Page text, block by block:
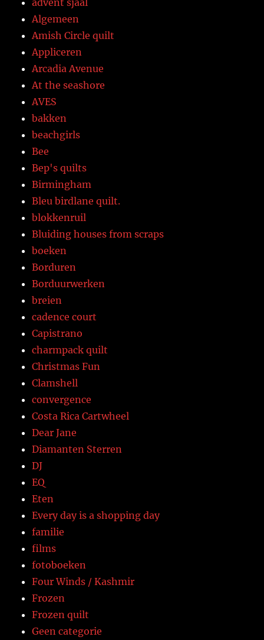
Algemeen
Amish Circle quilt
Appliceren
Arcadia Avenue
At the seashore
AVES
bakken
beachgirls
Bee
Bep's quilts
Birmingham
Bleu birdlane quilt.
blokkenruil
Bluiding houses from scraps
boeken
Borduren
Borduurwerken
breien
cadence court
Capistrano
charmpack quilt
Christmas Fun
Clamshell
convergence
Costa Rica Cartwheel
Dear Jane
Diamanten Sterren
DJ
EQ
Eten
Every day is a shopping day
familie
films
fotoboeken
Four Winds / Kashmir
Frozen
Frozen quilt
Geen categorie